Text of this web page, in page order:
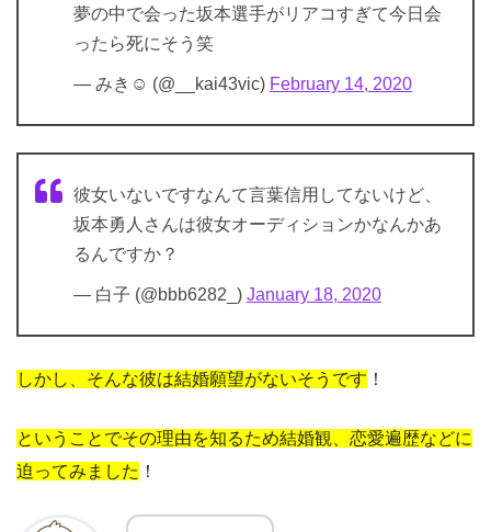
夢の中で会った坂本選手がリアコすぎて今日会
ったら死にそう笑
— みき☺︎ (@__kai43vic) February 14, 2020
彼女いないですなんて言葉信用してないけど、
坂本勇人さんは彼女オーディションかなんかあ
るんですか？
— 白子 (@bbb6282_) January 18, 2020
しかし、そんな彼は結婚願望がないそうです ！
ということでその理由を知るため結婚観、恋愛遍歴などに
迫ってみました ！